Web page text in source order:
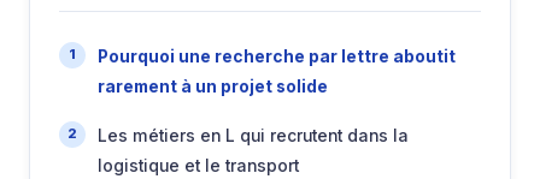
Pourquoi une recherche par lettre aboutit
rarement à un projet solide
Les métiers en L qui recrutent dans la
logistique et le transport